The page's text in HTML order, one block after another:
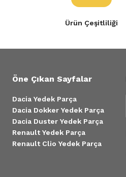
Ürün Çeşitliliği
Öne Çıkan Sayfalar
Dacia Yedek Parça
Dacia Dokker Yedek Parça
Dacia Duster Yedek Parça
Renault Yedek Parça
Renault Clio Yedek Parça